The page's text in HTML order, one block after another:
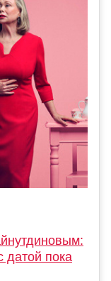
датой пока